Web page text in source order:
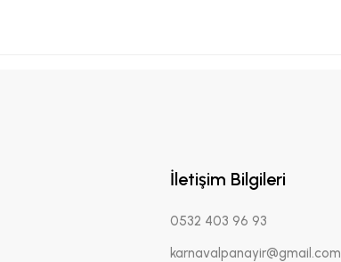
İletişim Bilgileri
0532 403 96 93
karnavalpanayir@gmail.com